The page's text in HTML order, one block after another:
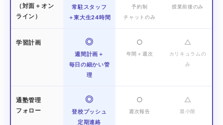
（対面＋オン
ライン）
常駐スタッフ
＋東大生24時間
予約制
チャットのみ
授業前後のみ
学習計画 ◎
週間計画＋
毎日の細かい管
理
○
年間＋週次
△
カリキュラムの
み
通塾管理
フォロー
◎
登校プッシュ
定期連絡
○
週次報告
△
最小限